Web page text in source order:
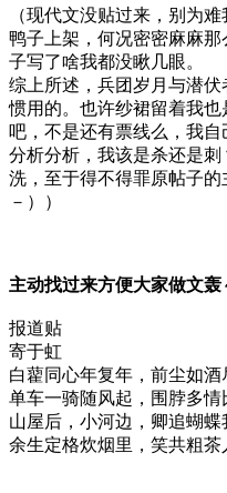
（现代文没贴过来，别为
鸭子上架，何况密密麻麻
子写了啥我都没瞅几眼。
综上所述，兵团岁月与潜
惯用的。也许纱裙留着我
吧，不是还有票线么，我
分析分析，我该是杀还是
洗，至于得不得罪原帖子
－））
主动找过来方便大家做文轰
报道贴
寄于虹
白藋同心年复年，前尘如酒
单车一骑随风起，围脖多情
山屋后，小河边，卿追蝴蝶
余生定格炊烟里，笑共粗茶